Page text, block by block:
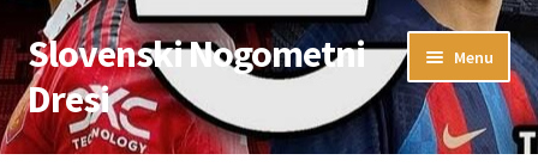
Skip
to
navigation
Skip
to
content
Slovenski Nogometni
Dresi
Menu
Domov